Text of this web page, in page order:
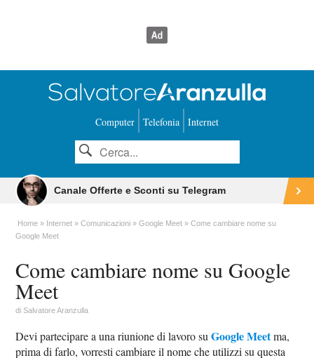
Computer Telefonia Internet
Canale Offerte e Sconti su Telegram
Home Internet Comunicazioni Google Meet
Come cambiare nome su
Google Meet
Come cambiare nome su Google
Meet
diSalvatore Aranzulla
Devi partecipare a una riunione di lavoro suGoogle Meetma,
prima di farlo, vorresti cambiare il nome che utilizzi su questa